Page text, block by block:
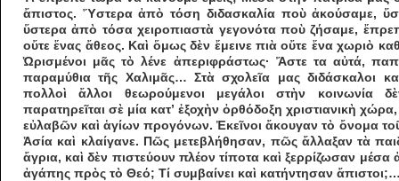
ἄπιστος. Ὕστερα ἀπὸ τόση διδασκαλία ποὺ ἀκούσαμε,
ὕστερα ἀπὸ τόσα χειροπιαστὰ γεγονότα ποὺ ζήσαμε,
οὔτε ἕνας ἄθεος. Καὶ ὅμως δὲν ἔ­μεινε πιὰ οὔτε ἕνα χωριὸ
Ὡρισμένοι μᾶς τὸ λένε ἀπεριφράστως· Ἄστε τα αὐτά,
παραμύθια τῆς Χαλι­μᾶς… Στὰ σχολεῖα μας διδάσκαλοι
πολλοὶ ἄλλοι θεωρούμενοι μεγάλοι στὴν κοινωνία
παρατηρεῖται σὲ μία κατ’ ἐξοχὴν ὀρθόδοξη χριστιανικὴ
εὐλαβῶν καὶ ἁγίων προγόνων. Ἐκεῖνοι ἄκουγαν τὸ ὄνομα
Ἀσία καὶ κλαίγανε. Πῶς μετεβλήθησαν, πῶς ἄλλαξαν τὰ
ἄγρια, καὶ δὲν πιστεύουν πλέον τίποτα καὶ ξερρίζωσαν μέσα
ἀγάπης πρὸς τὸ Θεό; Τί συμβαίνει καὶ κατήν­τησαν